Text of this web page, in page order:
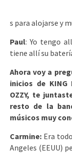
s para alojarse y
Paul: Yo tengo
tiene allí su
Ahora voy a
inicios de KING
OZZY, te
resto de la
músicos muy
Carmine: Era
Angeles (EEUU)